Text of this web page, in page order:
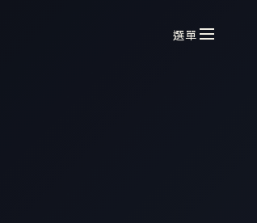
選單